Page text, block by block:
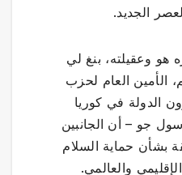
الجديد.
وعقيلته، بنغ لي
الأمين العام لحزب
الدولة في كوريا
جو – أن الجانبين
بشأن حماية السلام
والعالمي.